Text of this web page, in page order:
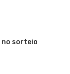
no sorteio